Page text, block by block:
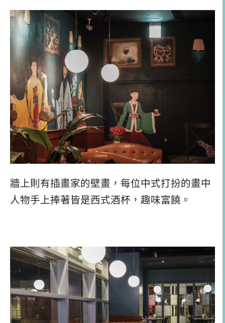
牆上則有插畫家的壁畫，每位中式打扮的畫中
人物手上捧著皆是西式酒杯，趣味富饒。